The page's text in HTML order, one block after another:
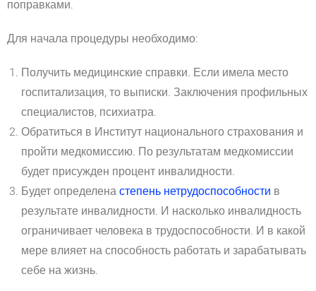
поправками.
Для начала процедуры необходимо:
Получить медицинские справки. Если имела место
госпитализация, то выписки. Заключения профильных
специалистов, психиатра.
Обратиться в Институт национального страхования и
пройти медкомиссию. По результатам медкомиссии
будет присужден процент инвалидности.
Будет определенастепень нетрудоспособности в
результате инвалидности. И насколько инвалидность
ограничивает человека в трудоспособности. И в какой
мере влияет на способность работать и зарабатывать
себе на жизнь.